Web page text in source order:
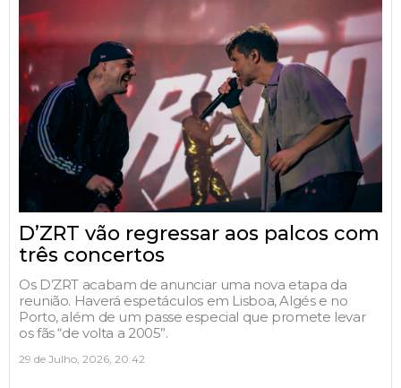
D’ZRT vão regressar aos palcos com
três concertos
Os D’ZRT acabam de anunciar uma nova etapa da
reunião. Haverá espetáculos em Lisboa, Algés e no
Porto, além de um passe especial que promete levar
os fãs “de volta a 2005”.
29 de Julho, 2026, 20:42